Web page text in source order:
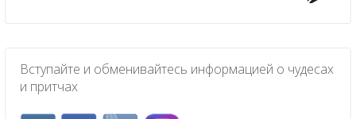
Вступайте и обменивайтесь информацией о чудесах
и притчах